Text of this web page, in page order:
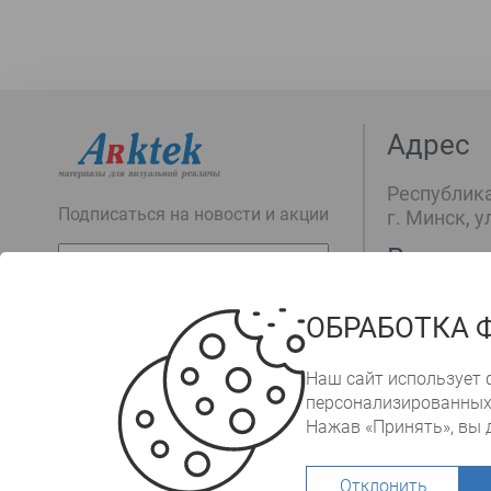
Подписаться на новости и акции
E-
Адрес
г. Минск,
Время
пн-пт: с
Юридический
©
ОБРАБОТКА
Наш сайт использует
Нажав «Принять», вы
Отклонить